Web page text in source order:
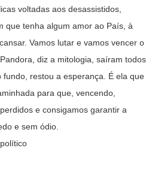
voltadas aos desassistidos,
que tenha algum amor ao País, à
Vamos lutar e vamos vencer o
diz a mitologia, saíram todos
restou a esperança. É ela que
para que, vencendo,
e consigamos garantir a
e sem ódio.